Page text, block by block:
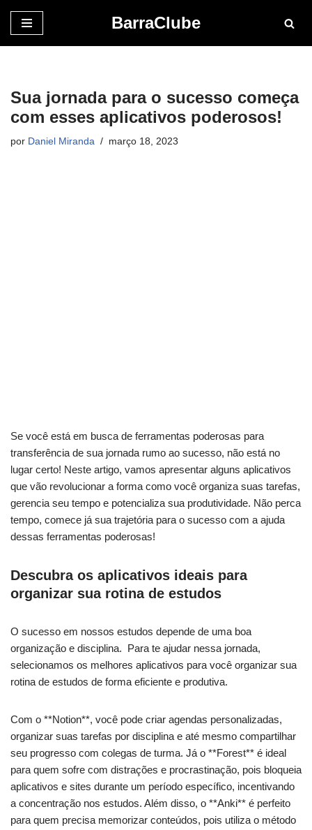
Pular
BarraClube
Sua jornada para o sucesso começa
com esses aplicativos poderosos!
por Daniel Miranda março 18, 2023
Se‍ você está ⁣em busca de ferramentas poderosas para
transferência de ⁣sua jornada rumo‌ ao⁢ sucesso, não está no
lugar certo! Neste artigo, vamos‌ apresentar alguns aplicativos‍
que vão revolucionar a forma como‍ você organiza suas tarefas,
gerencia seu ‍tempo e potencializa⁢ sua produtividade. Não perca
tempo, comece já‍ sua ​trajetória ⁤para o sucesso com​ a ⁤ajuda
dessas ferramentas poderosas!
Descubra os aplicativos ideais para
organizar sua⁤ rotina ⁣de ⁣estudos
O sucesso em⁢ nossos estudos depende de uma boa
organização e disciplina. ‍ Para te ajudar nessa jornada,
selecionamos os melhores aplicativos para você organizar sua
rotina de‌ estudos de forma eficiente e produtiva.
Com⁤ o **Notion**, ‌você ‍pode ‍criar agendas personalizadas,​
organizar suas tarefas por disciplina e até ‍mesmo compartilhar
seu progresso com colegas de turma. Já o ⁢**Forest**⁣ é ideal
para quem‍ sofre com distrações ⁤e procrastinação, pois bloqueia‍
aplicativos e sites durante um⁢ período ‌específico,‌ incentivando
a concentração‌ nos estudos. Além⁢ disso, o **Anki** é perfeito
para quem precisa memorizar conteúdos,​ pois utiliza o método